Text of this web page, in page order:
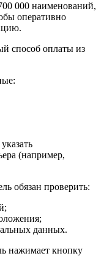
000 наименований,
оперативно
способ оплаты из
(например,
обязан проверить:
данных.
нажимает кнопку